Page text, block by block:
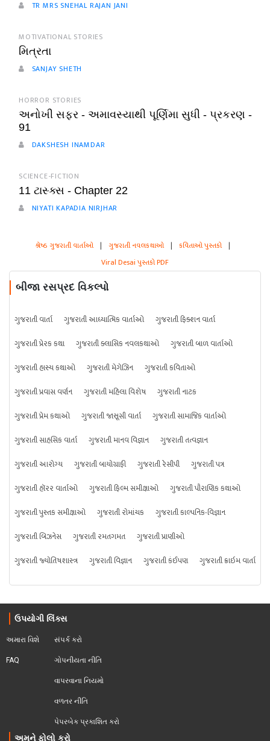
TR MRS SNEHAL RAJAN JANI
MOTIVATIONAL STORIES
મિત્રતા
SANJAY SHETH
HORROR STORIES
અનોખી સફર - અમાવસ્યાથી પૂર્ણિમા સુધી - પ્રકરણ -
91
DAKSHESH INAMDAR
SCIENCE-FICTION
11 ટાસ્ક્સ - Chapter 22
NIYATI KAPADIA NIRJHAR
શ્રેષ્ઠ ગુજરાતી વાર્તાઓ | ગુજરાતી નવલકથાઓ | કવિતાઓ પુસ્તકો |
Viral Desai પુસ્તકો PDF
બીજા રસપ્રદ વિકલ્પો
ગુજરાતી વાર્તા ગુજરાતી આધ્યાત્મિક વાર્તાઓ
ગુજરાતી ફિક્શન વાર્તા
ગુજરાતી પ્રેરક કથા
ગુજરાતી ક્લાસિક નવલકથાઓ
ગુજરાતી બાળ વાર્તાઓ
ગુજરાતી હાસ્ય કથાઓ
ગુજરાતી મેગેઝિન
ગુજરાતી કવિતાઓ
ગુજરાતી પ્રવાસ વર્ણન
ગુજરાતી મહિલા વિશેષ
ગુજરાતી નાટક
ગુજરાતી પ્રેમ કથાઓ
ગુજરાતી જાસૂસી વાર્તા
ગુજરાતી સામાજિક વાર્તાઓ
ગુજરાતી સાહસિક વાર્તા
ગુજરાતી માનવ વિજ્ઞાન
ગુજરાતી તત્વજ્ઞાન
ગુજરાતી આરોગ્ય
ગુજરાતી બાયોગ્રાફી ગુજરાતી રેસીપી
ગુજરાતી પત્ર
ગુજરાતી હૉરર વાર્તાઓ
ગુજરાતી ફિલ્મ સમીક્ષાઓ
ગુજરાતી પૌરાણિક કથાઓ
ગુજરાતી પુસ્તક સમીક્ષાઓ
ગુજરાતી રોમાંચક
ગુજરાતી કાલ્પનિક-વિજ્ઞાન
ગુજરાતી બિઝનેસ
ગુજરાતી રમતગમત
ગુજરાતી પ્રાણીઓ
ગુજરાતી જ્યોતિષશાસ્ત્ર
ગુજરાતી વિજ્ઞાન ગુજરાતી કંઈપણ ગુજરાતી ક્રાઇમ વાર્તા
ઉપયોગી લિંક્સ
અમારા વિશે
FAQ
સંપર્ક કરો
ગોપનીયતા નીતિ
વાપરવાના નિયમો
વળતર નીતિ
પેપરબેક પ્રકાશિત કરો
અમને ફોલો કરો